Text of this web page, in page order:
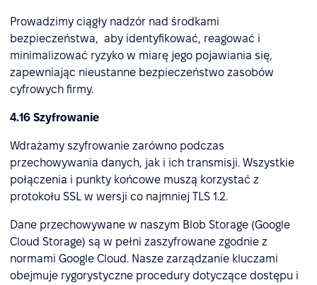
Prowadzimy ciągły nadzór nad środkami
bezpieczeństwa, aby identyfikować, reagować i
minimalizować ryzyko w miarę jego pojawiania się,
zapewniając nieustanne bezpieczeństwo zasobów
cyfrowych firmy.
4.16 Szyfrowanie
Wdrażamy szyfrowanie zarówno podczas
przechowywania danych, jak i ich transmisji. Wszystkie
połączenia i punkty końcowe muszą korzystać z
protokołu SSL w wersji co najmniej TLS 1.2.
Dane przechowywane w naszym Blob Storage (Google
Cloud Storage) są w pełni zaszyfrowane zgodnie z
normami Google Cloud. Nasze zarządzanie kluczami
obejmuje rygorystyczne procedury dotyczące dostępu i